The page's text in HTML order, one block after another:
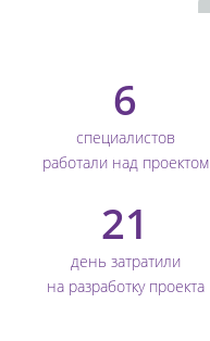
6
специалистов
работали над проектом
21
день затратили
на разработку проекта